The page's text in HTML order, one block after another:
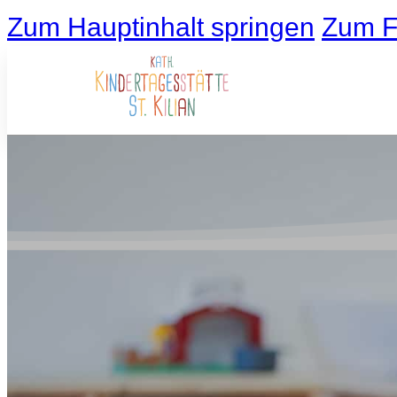
Zum Hauptinhalt springen Zum